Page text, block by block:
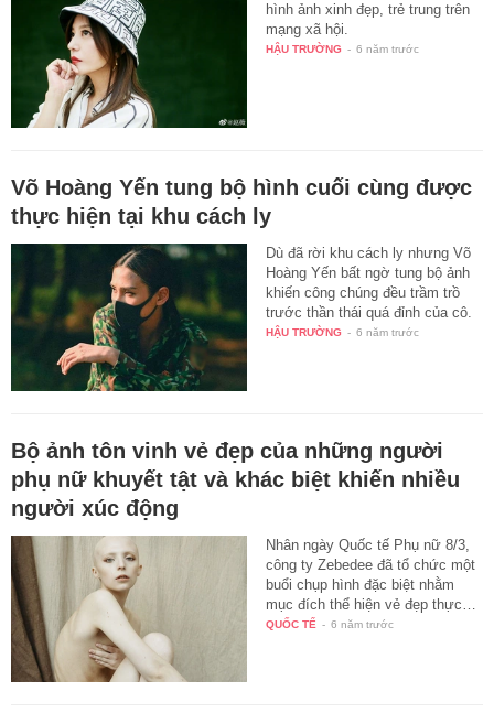
hình ảnh xinh đẹp, trẻ trung trên
mạng xã hội.
HẬU TRƯỜNG - 6 năm trước
Võ Hoàng Yến tung bộ hình cuối cùng được
thực hiện tại khu cách ly
Dù đã rời khu cách ly nhưng Võ
Hoàng Yến bất ngờ tung bộ ảnh
khiến công chúng đều trầm trồ
trước thần thái quá đỉnh của cô.
HẬU TRƯỜNG - 6 năm trước
Bộ ảnh tôn vinh vẻ đẹp của những người
phụ nữ khuyết tật và khác biệt khiến nhiều
người xúc động
Nhân ngày Quốc tế Phụ nữ 8/3,
công ty Zebedee đã tổ chức một
buổi chụp hình đặc biệt nhằm
mục đích thể hiện vẻ đẹp thực…
QUỐC TẾ - 6 năm trước